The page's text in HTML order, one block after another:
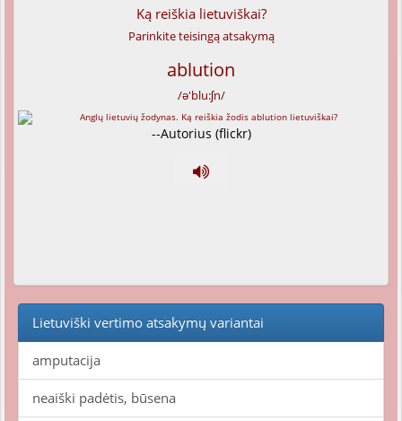
Ką reiškia lietuviškai?
Parinkite teisingą atsakymą
ablution
/ə'blu:ʃn/
--Autorius (flickr)
Lietuviški vertimo atsakymų variantai
amputacija
neaiški padėtis, būsena